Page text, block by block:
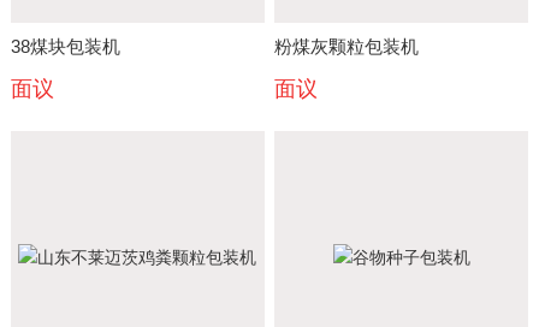
38煤块包装机
面议
粉煤灰颗粒包装机
面议